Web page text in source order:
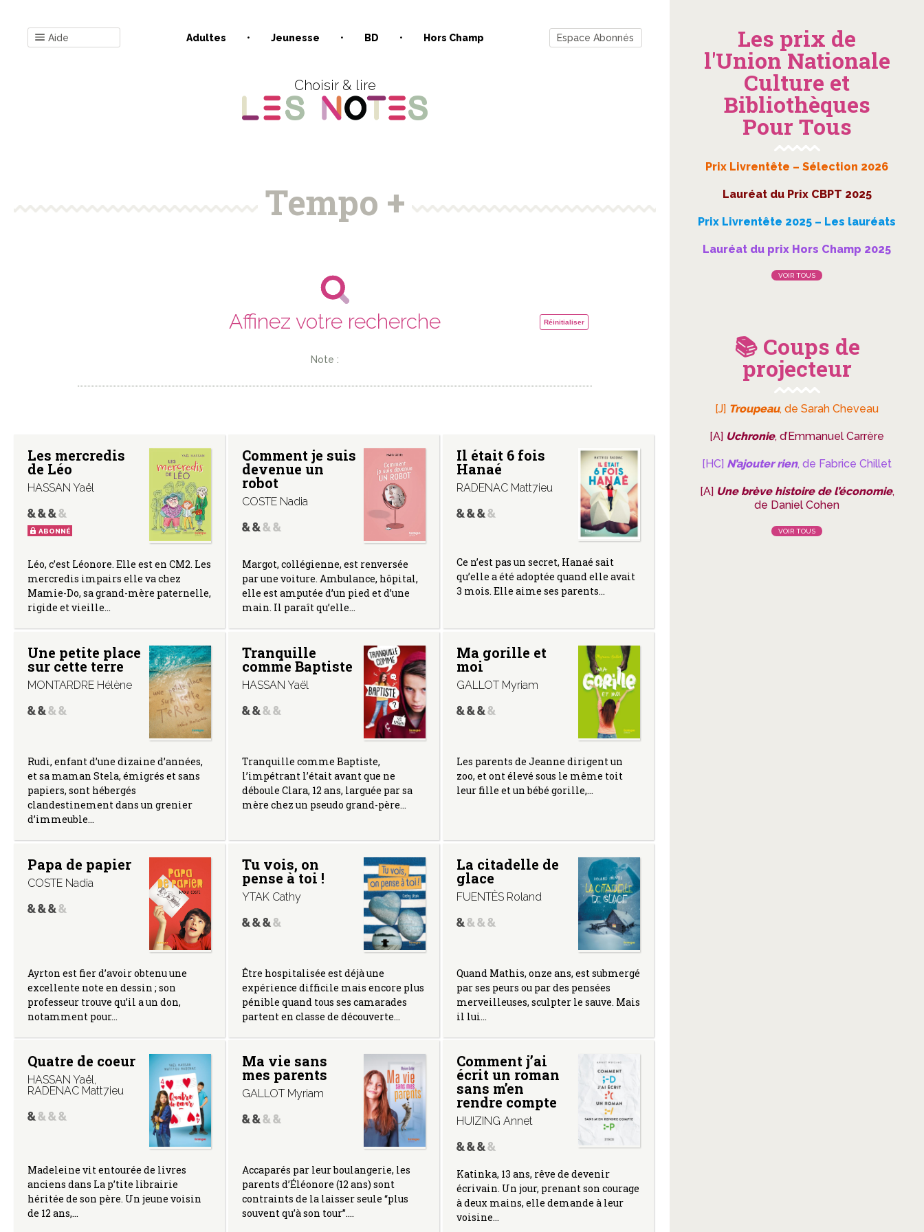
Aide Adultes Jeunesse BD Hors Champ Espace Abonnés
Choisir & lire
Tempo +
Affinez votre recherche
Note :
Réinitialiser
Les mercredis
de Léo
HASSAN Yaël
ABONNÉ
Léo, c’est Léonore. Elle est en CM2. Les
mercredis impairs elle va chez
Mamie-Do, sa grand-mère paternelle,
rigide et vieille…
Comment je suis
devenue un
robot
COSTE Nadia
Margot, collégienne, est renversée
par une voiture. Ambulance, hôpital,
elle est amputée d’un pied et d’une
main. Il paraît qu’elle…
Il était 6 fois
Hanaé
RADENAC Matt7ieu
Ce n’est pas un secret, Hanaé sait
qu’elle a été adoptée quand elle avait
3 mois. Elle aime ses parents…
Une petite place
sur cette terre
MONTARDRE Hélène
Rudi, enfant d’une dizaine d’années,
et sa maman Stela, émigrés et sans
papiers, sont hébergés
clandestinement dans un grenier
d’immeuble…
Tranquille
comme Baptiste
HASSAN Yaël
Tranquille comme Baptiste,
l’impétrant l’était avant que ne
déboule Clara, 12 ans, larguée par sa
mère chez un pseudo grand-père…
Ma gorille et
moi
GALLOT Myriam
Les parents de Jeanne dirigent un
zoo, et ont élevé sous le même toit
leur fille et un bébé gorille,…
Papa de papier
COSTE Nadia
Ayrton est fier d’avoir obtenu une
excellente note en dessin ; son
professeur trouve qu’il a un don,
notamment pour…
Tu vois, on
pense à toi !
YTAK Cathy
Être hospitalisée est déjà une
expérience difficile mais encore plus
pénible quand tous ses camarades
partent en classe de découverte…
La citadelle de
glace
FUENTÈS Roland
Quand Mathis, onze ans, est submergé
par ses peurs ou par des pensées
merveilleuses, sculpter le sauve. Mais
il lui…
Quatre de coeur
HASSAN Yaël,
RADENAC Matt7ieu
Madeleine vit entourée de livres
anciens dans La p’tite librairie
héritée de son père. Un jeune voisin
de 12 ans,…
Ma vie sans
mes parents
GALLOT Myriam
Accaparés par leur boulangerie, les
parents d’Éléonore (12 ans) sont
contraints de la laisser seule “plus
souvent qu’à son tour”.…
Comment j’ai
écrit un roman
sans m’en
rendre compte
HUIZING Annet
Katinka, 13 ans, rêve de devenir
écrivain. Un jour, prenant son courage
à deux mains, elle demande à leur
voisine…
Les prix de
l'Union Nationale
Culture et
Bibliothèques
Pour Tous
Prix Livrentête – Sélection 2026
Lauréat du Prix CBPT 2025
Prix Livrentête 2025 – Les lauréats
Lauréat du prix Hors Champ 2025
VOIR TOUS
📚 Coups de
projecteur
[J] Troupeau, de Sarah Cheveau
[A] Uchronie, d’Emmanuel Carrère
[HC] N’ajouter rien, de Fabrice Chillet
[A] Une brève histoire de l’économie,
de Daniel Cohen
VOIR TOUS